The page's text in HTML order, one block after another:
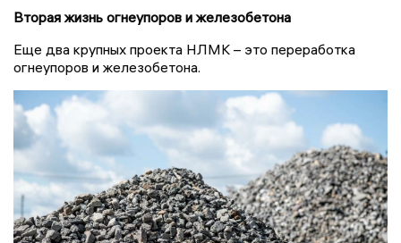
Вторая жизнь огнеупоров и железобетона
Еще два крупных проекта НЛМК – это переработка
огнеупоров и железобетона.